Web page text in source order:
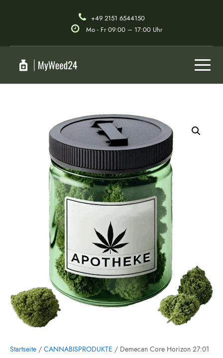
+49 2151 6544150
Mo - Fr 09:00 – 17:00 Uhr
Startseite / CANNABISPRODUKTE / Demecan Core Horizon 27:01